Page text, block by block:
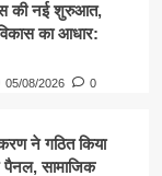
की नई शुरुआत,
का आधार:
05/08/2026 0
ने गठित किया
पैनल, सामाजिक